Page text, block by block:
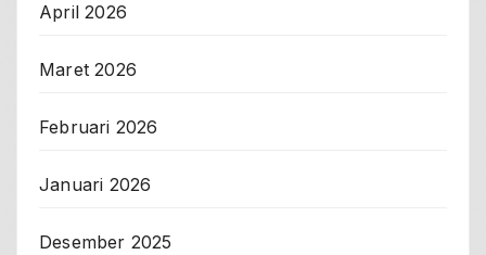
April 2026
Maret 2026
Februari 2026
Januari 2026
Desember 2025